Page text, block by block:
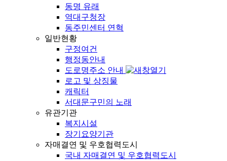
동명 유래
역대구청장
동주민센터 연혁
일반현황
구정여건
행정동안내
도로명주소 안내
로고 및 상징물
캐릭터
서대문구민의 노래
유관기관
복지시설
장기요양기관
자매결연 및 우호협력도시
국내 자매결연 및 우호협력도시